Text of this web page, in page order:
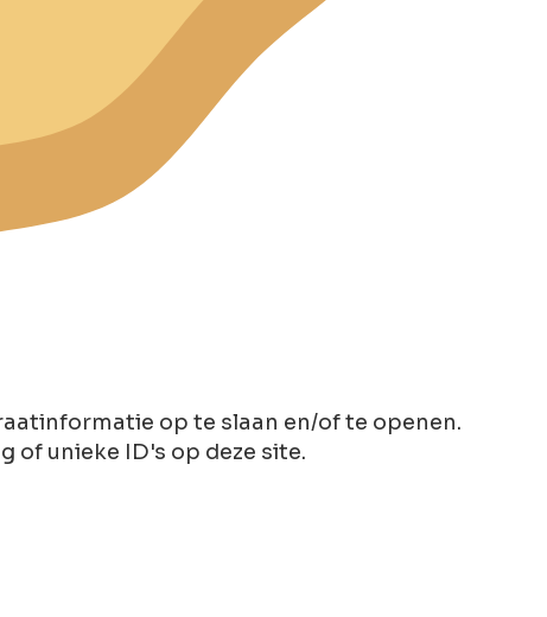
op te slaan en/of te openen.
of unieke ID's op deze site.